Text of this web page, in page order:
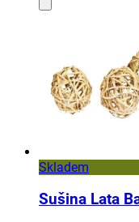
Skladem
Sušina Lata